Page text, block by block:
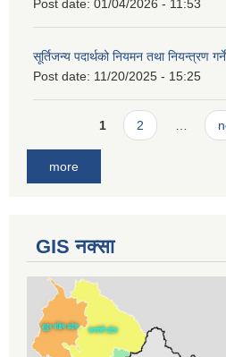
Post date: 01/04/2026 - 11:53
सूर्तिजन्य पदार्थको नियमन तथा नियन्त्रण
Post date: 11/20/2025 - 15:25
Pages1 2
more
GIS नक्सा